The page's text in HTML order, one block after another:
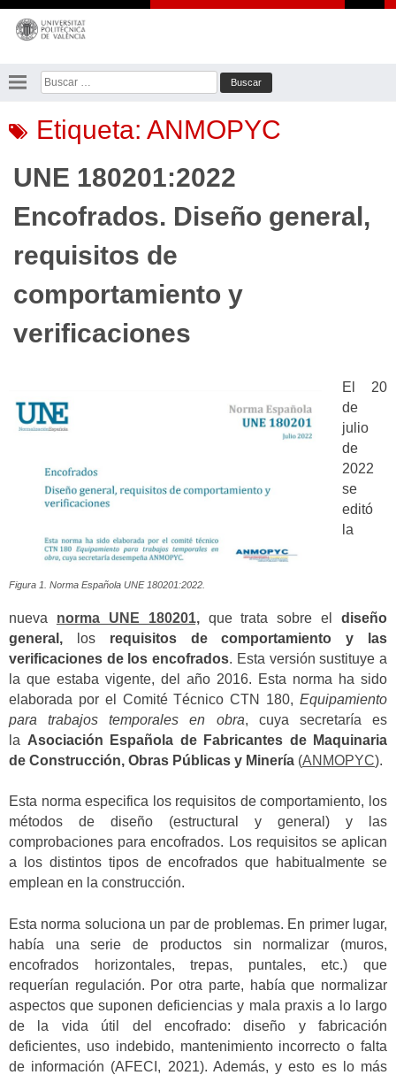
Saltar
contenido
Buscar:
Etiqueta: ANMOPYC
UNE 180201:2022
Encofrados. Diseño general,
requisitos de
comportamiento y
verificaciones
Figura 1. Norma Española UNE 180201:2022.
El 20
de
julio
de
2022
se
editó
la
nueva norma UNE 180201,que trata sobre el diseño
general, losrequisitos de comportamiento y las
verificaciones de los encofrados. Esta versión sustituye a
la que estaba vigente, del año 2016. Esta norma ha sido
elaborada por el Comité Técnico CTN 180, Equipamiento
para trabajos temporales en obra, cuya secretaría es
la Asociación Española de Fabricantes de Maquinaria
de Construcción, Obras Públicas y Minería (ANMOPYC).
Esta norma especifica los requisitos de comportamiento, los
métodos de diseño (estructural y general) y las
comprobaciones para encofrados. Los requisitos se aplican
a los distintos tipos de encofrados que habitualmente se
emplean en la construcción.
Esta norma soluciona un par de problemas. En primer lugar,
había una serie de productos sin normalizar (muros,
encofrados horizontales, trepas, puntales, etc.) que
requerían regulación. Por otra parte, había que normalizar
aspectos que suponen deficiencias y mala praxis a lo largo
de la vida útil del encofrado: diseño y fabricación
deficientes, uso indebido, mantenimiento incorrecto o falta
de información (AFECI, 2021). Además, y esto es lo más